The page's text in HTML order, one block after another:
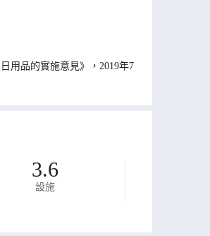
用品的實施意見》，2019年7
3.6
設施